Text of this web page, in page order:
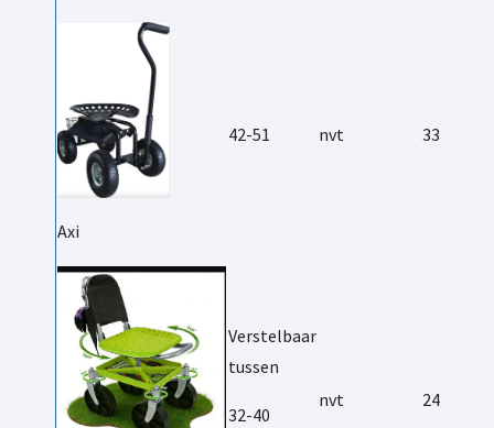
Axi
42-51 nvt 33
Verstelbaar
tussen
32-40
nvt 24